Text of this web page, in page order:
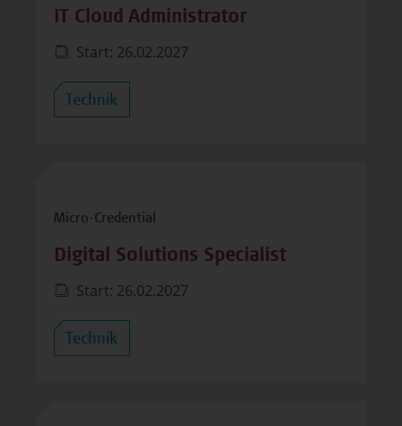
IT Cloud Administrator
Start: 26.02.2027
Technik
Micro-Credential
Digital Solutions Specialist
Start: 26.02.2027
Technik